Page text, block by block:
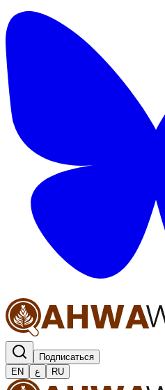
Подписаться
EN
ع RU